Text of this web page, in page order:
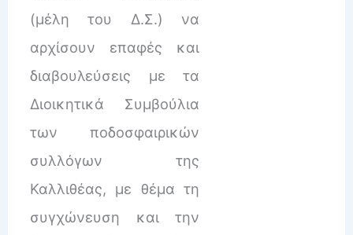
(μέλη του Δ.Σ.) να
αρχίσουν επαφές και
διαβουλεύσεις με τα
Διοικητικά Συμβούλια
των ποδοσφαιρικών
συλλόγων της
Καλλιθέας, με θέμα τη
συγχώνευση και την